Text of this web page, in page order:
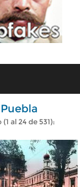
Puebla
al 24 de 531):